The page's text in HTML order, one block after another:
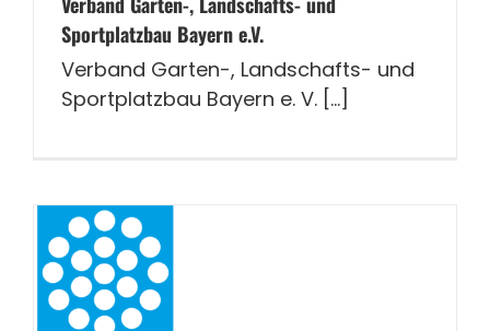
Sportplatzbau Bayern e.V.
Verband Garten-, Landschafts- und
Sportplatzbau Bayern e. V. [...]